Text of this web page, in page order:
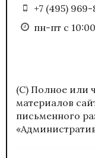
+7 (495) 969-
пн-пт с
(С) Полное или
материалов
письменного